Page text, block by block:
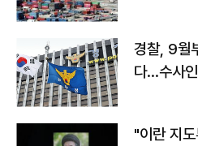
경찰, 9월
다…수사
"이란 지